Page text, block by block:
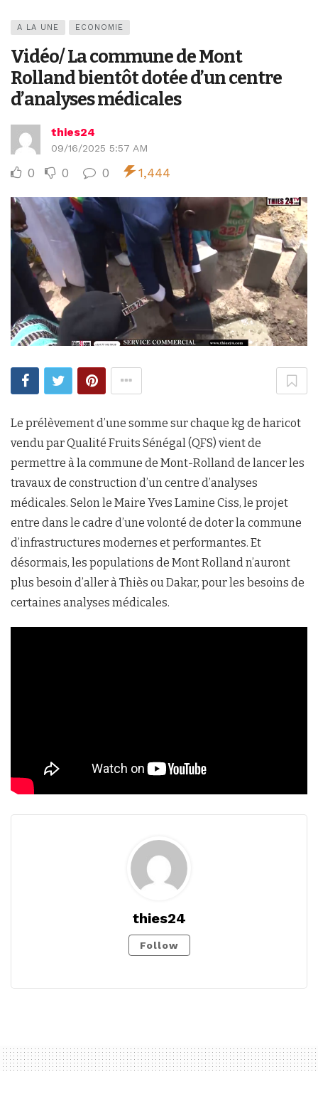
A LA UNE ECONOMIE
Vidéo/ La commune de Mont
Rolland bientôt dotée d’un centre
d’analyses médicales
thies24
09/16/2025 5:57 AM
0 0 0 1,444
Le prélèvement d’une somme sur chaque kg de haricot
vendu par Qualité Fruits Sénégal (QFS) vient de
permettre à la commune de Mont-Rolland de lancer les
travaux de construction d’un centre d’analyses
médicales. Selon le Maire Yves Lamine Ciss, le projet
entre dans le cadre d’une volonté de doter la commune
d’infrastructures modernes et performantes. Et
désormais, les populations de Mont Rolland n’auront
plus besoin d’aller à Thiès ou Dakar, pour les besoins de
certaines analyses médicales.
thies24
Follow